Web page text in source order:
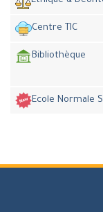
Centre TIC
Bibliothèque
Ecole Normale